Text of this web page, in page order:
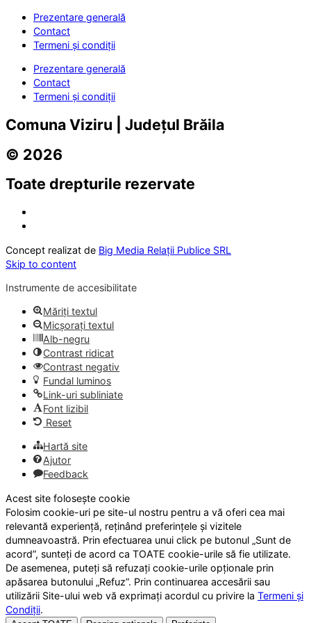
Prezentare generală
Contact
Termeni și condiții
Prezentare generală
Contact
Termeni și condiții
Comuna Viziru | Județul Brăila
© 2026
Toate drepturile rezervate
Concept realizat de Big Media Relații Publice SRL
Skip to content
Instrumente de accesibilitate
Măriți textul
Micșorați textul
Alb-negru
Contrast ridicat
Contrast negativ
Fundal luminos
Link-uri subliniate
Font lizibil
Reset
Hartă site
Ajutor
Feedback
Acest site folosește cookie
Folosim cookie-uri pe site-ul nostru pentru a vă oferi cea mai
relevantă experiență, reținând preferințele și vizitele
dumneavoastră. Prin efectuarea unui click pe butonul „Sunt de
acord”, sunteți de acord ca TOATE cookie-urile să fie utilizate.
De asemenea, puteți să refuzați cookie-urile opționale prin
apăsarea butonului „Refuz”. Prin continuarea accesării sau
utilizării Site-ului web vă exprimați acordul cu privire la Termeni și
Condiții.